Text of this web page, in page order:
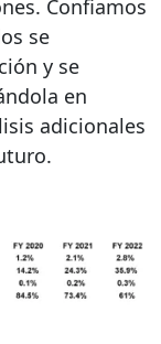
Confiamos
se
y se
en
adicionales